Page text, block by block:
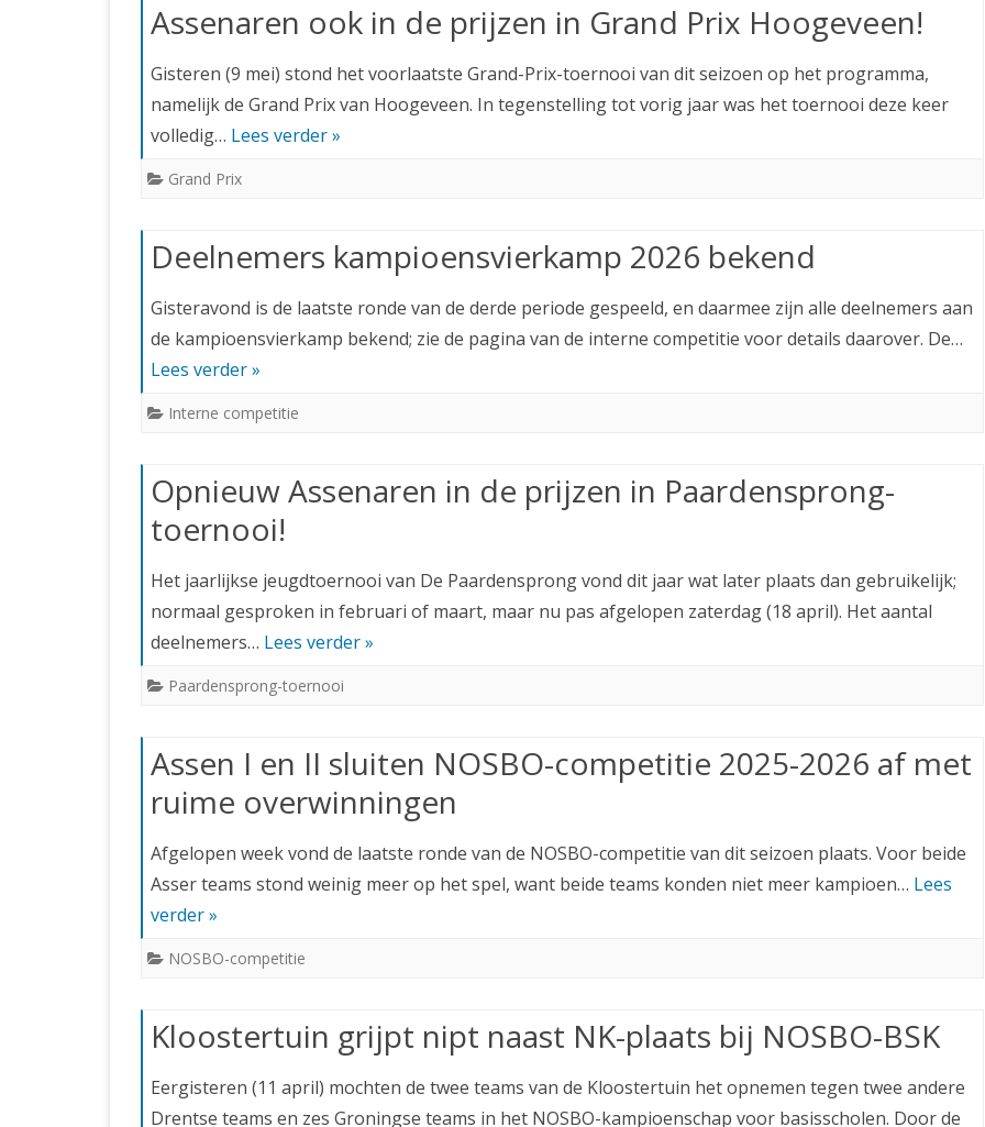
Assenaren ook in de prijzen in Grand Prix Hoogeveen!
Gisteren (9 mei) stond het voorlaatste Grand-Prix-toernooi van dit seizoen op het programma,
namelijk de Grand Prix van Hoogeveen. In tegenstelling tot vorig jaar was het toernooi deze keer
volledig… Lees verder »
Grand Prix
Deelnemers kampioensvierkamp 2026 bekend
Gisteravond is de laatste ronde van de derde periode gespeeld, en daarmee zijn alle deelnemers aan
de kampioensvierkamp bekend; zie de pagina van de interne competitie voor details daarover. De…
Lees verder »
Interne competitie
Opnieuw Assenaren in de prijzen in Paardensprong-
toernooi!
Het jaarlijkse jeugdtoernooi van De Paardensprong vond dit jaar wat later plaats dan gebruikelijk;
normaal gesproken in februari of maart, maar nu pas afgelopen zaterdag (18 april). Het aantal
deelnemers… Lees verder »
Paardensprong-toernooi
Assen I en II sluiten NOSBO-competitie 2025-2026 af met
ruime overwinningen
Afgelopen week vond de laatste ronde van de NOSBO-competitie van dit seizoen plaats. Voor beide
Asser teams stond weinig meer op het spel, want beide teams konden niet meer kampioen… Lees
verder »
NOSBO-competitie
Kloostertuin grijpt nipt naast NK-plaats bij NOSBO-BSK
Eergisteren (11 april) mochten de twee teams van de Kloostertuin het opnemen tegen twee andere
Drentse teams en zes Groningse teams in het NOSBO-kampioenschap voor basisscholen. Door de